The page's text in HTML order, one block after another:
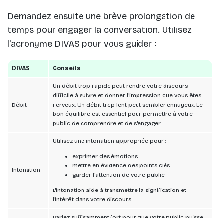
Demandez ensuite une brève prolongation de
temps pour engager la conversation. Utilisez
l'acronyme DIVAS pour vous guider :
DIVAS Conseils
Débit
Un débit trop rapide peut rendre votre discours
difficile à suivre et donner l'impression que vous êtes
nerveux. Un débit trop lent peut sembler ennuyeux. Le
bon équilibre est essentiel pour permettre à votre
public de comprendre et de s'engager.
Intonation
Utilisez une intonation appropriée pour :
exprimer des émotions
mettre en évidence des points clés
garder l'attention de votre public
L'intonation aide à transmettre la signification et
l'intérêt dans votre discours.